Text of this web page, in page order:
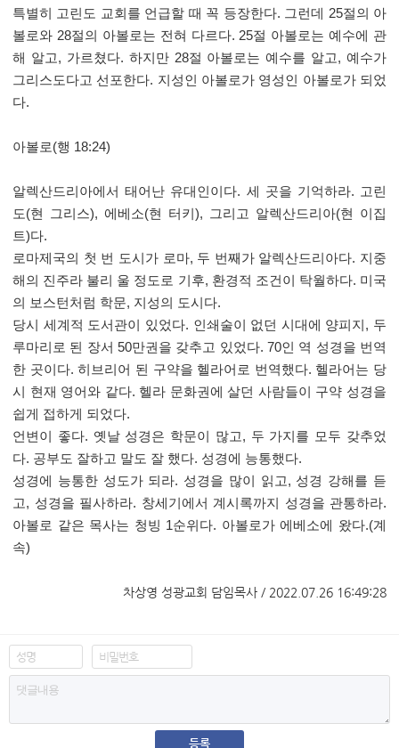
특별히 고린도 교회를 언급할 때 꼭 등장한다. 그런데 25절의 아
볼로와 28절의 아볼로는 전혀 다르다. 25절 아볼로는 예수에 관
해 알고, 가르쳤다. 하지만 28절 아볼로는 예수를 알고, 예수가
그리스도다고 선포한다. 지성인 아볼로가 영성인 아볼로가 되었
다.
아볼로(행 18:24)
알렉산드리아에서 태어난 유대인이다. 세 곳을 기억하라. 고린
도(현 그리스), 에베소(현 터키 ), 그리고 알렉산드리아(현 이집
트)다.
로마제국의 첫 번 도시가 로마, 두 번째가 알렉산드리아다. 지중
해의 진주라 불리 울 정도로 기후, 환경적 조건이 탁월하다. 미국
의 보스턴처럼 학문, 지성의 도시다.
당시 세계적 도서관이 있었다. 인쇄술이 없던 시대에 양피지 , 두
루마리로 된 장서 50만권을 갖추고 있었다. 70인 역 성경을 번역
한 곳이다.히브리어 된 구약을 헬라어로 번역했다. 헬라어는 당
시 현재 영어와 같다. 헬라 문화권에 살던 사람들이 구약 성경을
쉽게 접하게 되었다.
언변이 좋다. 옛날 성경은 학문이 많고, 두 가지를 모두 갖추었
다. 공부도 잘하고 말도 잘 했다. 성경에 능통했다.
성경에 능통한 성도가 되라. 성경을 많이 읽고, 성경 강해를 듣
고, 성경을 필사하라. 창세기에서 계시록까지 성경을 관통하라.
아볼로 같은 목사는 청빙 1순위다. 아볼로가 에베소에 왔다.(계
속)
차상영 성광교회 담임목사 / 2022.07.26 16:49:28